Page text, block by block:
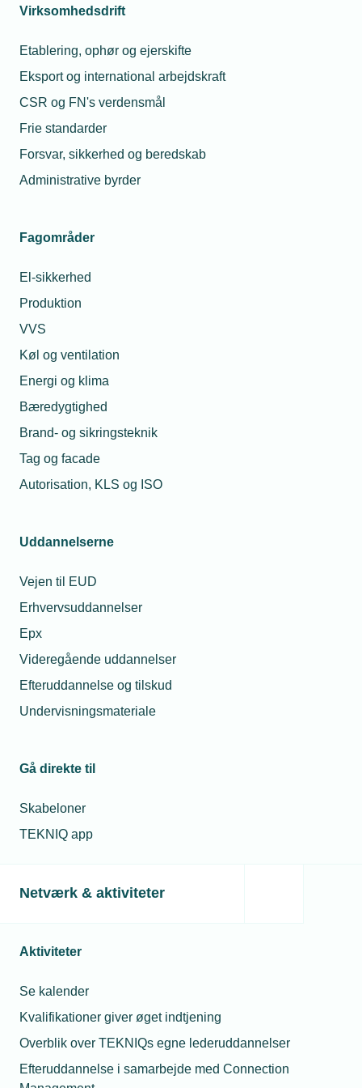
Virksomhedsdrift
Etablering, ophør og ejerskifte
Eksport og international arbejdskraft
CSR og FN's verdensmål
Frie standarder
Forsvar, sikkerhed og beredskab
Administrative byrder
Fagområder
El-sikkerhed
Produktion
VVS
Køl og ventilation
Energi og klima
Bæredygtighed
Brand- og sikringsteknik
Tag og facade
Autorisation, KLS og ISO
Uddannelserne
Vejen til EUD
Erhvervsuddannelser
Epx
Videregående uddannelser
Efteruddannelse og tilskud
Undervisningsmateriale
Gå direkte til
Skabeloner
TEKNIQ app
Netværk & aktiviteter
Aktiviteter
Se kalender
Kvalifikationer giver øget indtjening
Overblik over TEKNIQs egne lederuddannelser
Efteruddannelse i samarbejde med Connection
varmepumper
Installatører klar
vækst
11. mar. 2022
Producenter
flere
16. mar. 2022
Varmepumper
får endnu
tilskudskroner
Relaterede nyheder
11. marts 2022
Ifølge TEKNIQ Arbejdsgivernes beregninger kan